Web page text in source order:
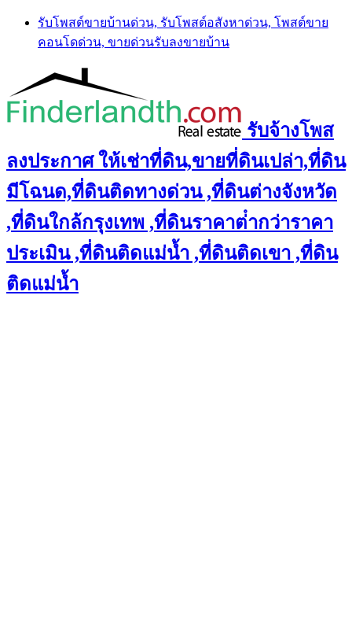
Skip
content
รับโพสต์ขายบ้านด่วน, รับโพสต์อสังหาด่วน, โพสต์ขาย
คอนโดด่วน, ขายด่วนรับลงขายบ้าน
รับจ้างโพส
ลงประกาศ ให้เช่าที่ดิน,ขายที่ดินเปล่า,ที่ดิน
มีโฉนด,ที่ดินติดทางด่วน ,ที่ดินต่างจังหวัด
,ที่ดินใกล้กรุงเทพ ,ที่ดินราคาต่ํากว่าราคา
ประเมิน ,ที่ดินติดแม่น้ำ ,ที่ดินติดเขา ,ที่ดิน
ติดแม่น้ำ